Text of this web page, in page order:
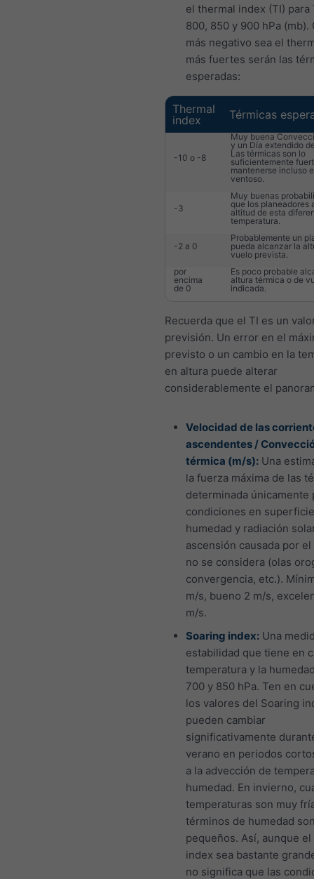
el thermal index (TI) para
800, 850 y 900 hPa (mb).
más negativo sea el
más fuertes serán las
esperadas:
Thermal
index
Térmicas
-10 o -8
Muy buena
y un Día extendido
Las térmicas son lo
suficientemente
mantenerse incluso
ventoso.
-3
Muy buenas
que los planeadores
altitud de esta
temperatura.
-2 a 0
Probablemente un
pueda alcanzar la
vuelo prevista.
por
encima
de 0
Es poco probable
altura térmica o de
indicada.
Recuerda que el TI es un
previsión. Un error en el
previsto o un cambio en la
en altura puede alterar
considerablemente el
Velocidad de las
ascendentes /
térmica (m/s): Una
la fuerza máxima de las
determinada únicamente
condiciones en
humedad y radiación
ascensión causada por
no se considera (olas
convergencia, etc.).
m/s, bueno 2 m/s,
m/s.
Soaring index: Una
estabilidad que tiene en
temperatura y la
700 y 850 hPa. Ten en
los valores del Soaring
pueden cambiar
significativamente
verano en periodos
a la advección de
humedad. En invierno,
temperaturas son muy
términos de humedad
pequeños. Así, aunque
index sea bastante
no significa que las